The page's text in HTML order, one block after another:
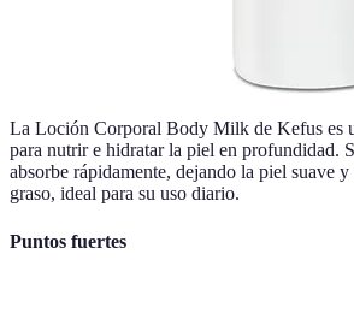
La Loción Corporal Body Milk de Kefus es
para nutrir e hidratar la piel en profundidad.
absorbe rápidamente, dejando la piel suave
graso, ideal para su uso diario.
Puntos fuertes